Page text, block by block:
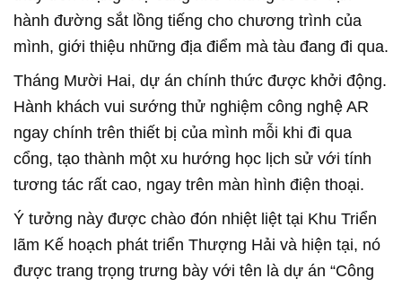
hành đường sắt lồng tiếng cho chương trình của
mình, giới thiệu những địa điểm mà tàu đang đi qua.
Tháng Mười Hai, dự án chính thức được khởi động.
Hành khách vui sướng thử nghiệm công nghệ AR
ngay chính trên thiết bị của mình mỗi khi đi qua
cổng, tạo thành một xu hướng học lịch sử với tính
tương tác rất cao, ngay trên màn hình điện thoại.
Ý tưởng này được chào đón nhiệt liệt tại Khu Triển
lãm Kế hoạch phát triển Thượng Hải và hiện tại, nó
được trang trọng trưng bày với tên là dự án “Công